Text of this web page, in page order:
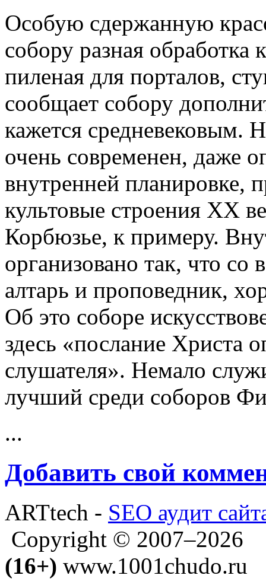
Особую сдержанную
собору разная обработка
пиленая для порталов,
сообщает собору
кажется средневековым.
очень современен, даже
внутренней
культовые строения XX
Корбюзье, к примеру.
организовано так, что
алтарь и проповедник,
Об это соборе
здесь «послание Христа
слушателя». Немало
лучший среди соборов
...
Добавить свой
ARTtech - SEO аудит
Copyright © 2007–2026
(16+) www.1001chudo.ru